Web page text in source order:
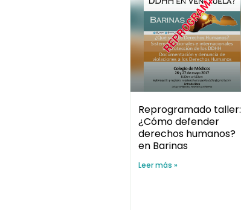
Reprogramado taller:
¿Cómo defender
derechos humanos?
en Barinas
Leer más »